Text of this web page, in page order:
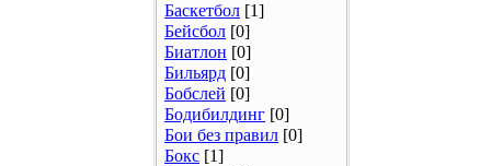
Баскетбол [1]
Бейсбол [0]
Биатлон [0]
Бильярд [0]
Бобслей [0]
Бодибилдинг [0]
Бои без правил [0]
Бокс [1]